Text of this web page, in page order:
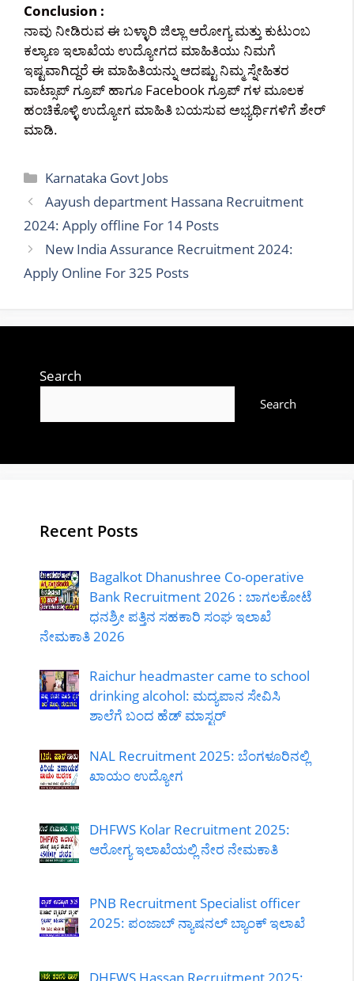
Conclusion :
ನಾವು ನೀಡಿರುವ ಈ ಬಳ್ಳಾರಿ ಜಿಲ್ಲಾ ಆರೋಗ್ಯ ಮತ್ತು ಕುಟುಂಬ
ಕಲ್ಯಾಣ ಇಲಾಖೆಯ ಉದ್ಯೋಗದ ಮಾಹಿತಿಯು ನಿಮಗೆ
ಇಷ್ಟವಾಗಿದ್ದರೆ ಈ ಮಾಹಿತಿಯನ್ನು ಆದಷ್ಟು ನಿಮ್ಮ ಸ್ನೇಹಿತರ
ವಾಟ್ಸಾಪ್ ಗ್ರೂಪ್ ಹಾಗೂ Facebook ಗ್ರೂಪ್ ಗಳ ಮೂಲಕ
ಹಂಚಿಕೊಳ್ಳಿ ಉದ್ಯೋಗ ಮಾಹಿತಿ ಬಯಸುವ ಅಭ್ಯರ್ಥಿಗಳಿಗೆ ಶೇರ್
ಮಾಡಿ.
Categories
Karnataka Govt Jobs
Aayush department Hassana Recruitment
2024: Apply offline For 14 Posts
New India Assurance Recruitment 2024:
Apply Online For 325 Posts
Search
Search
Recent Posts
Bagalkot Dhanushree Co-operative
Bank Recruitment 2026 : ಬಾಗಲಕೋಟೆ
ಧನಶ್ರೀ ಪತ್ತಿನ ಸಹಕಾರಿ ಸಂಘ ಇಲಾಖೆ
ನೇಮಕಾತಿ 2026
Raichur headmaster came to school
drinking alcohol: ಮದ್ಯಪಾನ ಸೇವಿಸಿ
ಶಾಲೆಗೆ ಬಂದ ಹೆಡ್ ಮಾಸ್ಟರ್
NAL Recruitment 2025: ಬೆಂಗಳೂರಿನಲ್ಲಿ
ಖಾಯಂ ಉದ್ಯೋಗ
DHFWS Kolar Recruitment 2025:
ಆರೋಗ್ಯ ಇಲಾಖೆಯಲ್ಲಿ ನೇರ ನೇಮಕಾತಿ
PNB Recruitment Specialist officer
2025: ಪಂಜಾಬ್ ನ್ಯಾಷನಲ್ ಬ್ಯಾಂಕ್ ಇಲಾಖೆ
DHFWS Hassan Recruitment 2025: